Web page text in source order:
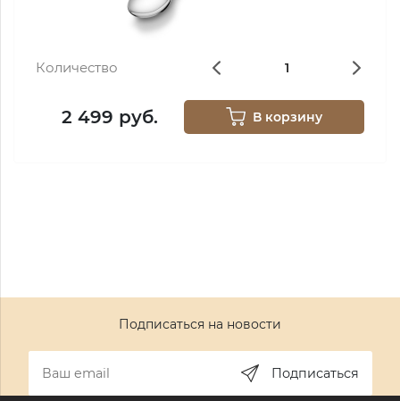
Количество
2 499 руб. В корзину
Подписаться на новости
Подписаться